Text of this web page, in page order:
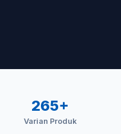
265+
Varian Produk